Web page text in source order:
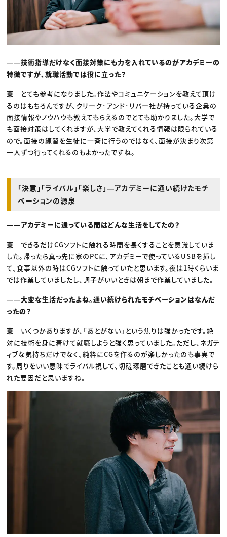
――技術指導だけなく面接対策にも力を入れているのがアカデミーの
特徴ですが、就職活動では役に立った？
東 とても参考になりました。作法やコミュニケーションを教えて頂け
るのはもちろんですが、クリーク･アンド･リバー社が持っている企業の
面接情報やノウハウも教えてもらえるのでとても助かりました。大学で
も面接対策はしてくれますが、大学で教えてくれる情報は限られている
ので。面接の練習を生徒に一斉に行うのではなく、面接が決まり次第
一人ずつ行ってくれるのもよかったですね。
「決意」「ライバル」「楽しさ」―アカデミーに通い続けたモチ
ベーションの源泉
――アカデミーに通っている間はどんな生活をしてたの？
東 できるだけCGソフトに触れる時間を長くすることを意識していま
した。帰ったら真っ先に家のPCに、アカデミーで使っているUSBを挿し
て、食事以外の時はCGソフトに触っていたと思います。夜は1時くらいま
では作業していましたし、調子がいいときは朝まで作業していました。
――大変な生活だったよね。通い続けられたモチベーションはなんだ
ったの？
東 いくつかありますが、「あとがない」という焦りは強かったです。絶
対に技術を身に着けて就職しようと強く思っていました。ただし、ネガテ
ィブな気持ちだけでなく、純粋にCGを作るのが楽しかったのも事実で
す。周りをいい意味でライバル視して、切磋琢磨できたことも通い続けら
れた要因だと思いますね。